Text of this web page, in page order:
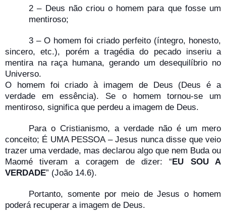
2 – Deus não criou o homem para que fosse um
mentiroso;
3 – O homem foi criado perfeito (íntegro, honesto,
sincero, etc.), porém a tragédia do pecado inseriu a
mentira na raça humana, gerando um desequilíbrio no
Universo.
O homem foi criado à imagem de Deus (Deus é a
verdade em essência). Se o homem tornou-se um
mentiroso, significa que perdeu a imagem de Deus.
Para o Cristianismo, a verdade não é um mero
conceito; É UMA PESSOA – Jesus nunca disse que veio
trazer uma verdade, mas declarou algo que nem Buda ou
Maomé tiveram a coragem de dizer: “EU SOU A
VERDADE” (João 14.6).
Portanto, somente por meio de Jesus o homem
poderá recuperar a imagem de Deus.